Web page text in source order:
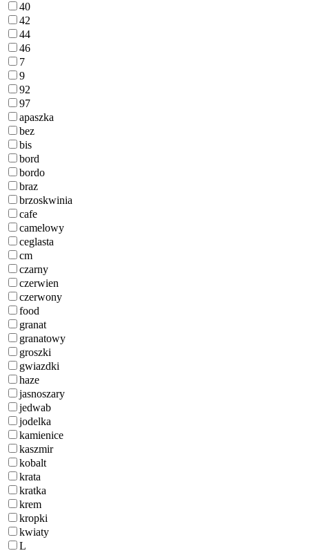
40
42
44
46
7
9
92
97
apaszka
bez
bis
bord
bordo
braz
brzoskwinia
cafe
camelowy
ceglasta
cm
czarny
czerwien
czerwony
food
granat
granatowy
groszki
gwiazdki
haze
jasnoszary
jedwab
jodelka
kamienice
kaszmir
kobalt
krata
kratka
krem
kropki
kwiaty
L